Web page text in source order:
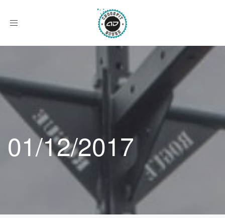
Afficher
01/12/2017